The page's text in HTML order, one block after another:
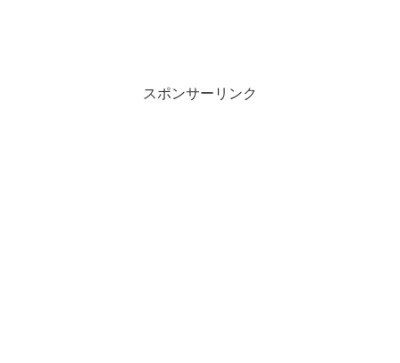
スポンサーリンク